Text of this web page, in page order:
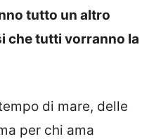
tutto un altro
che tutti vorranno la
di mare, delle
per chi ama